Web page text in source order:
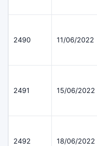
2490 11/06/2022
2491 15/06/2022
2492 18/06/2022